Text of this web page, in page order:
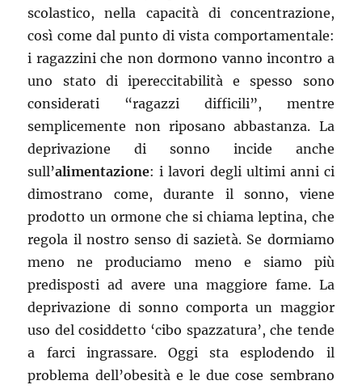
scolastico, nella capacità di concentrazione,
così come dal punto di vista comportamentale:
i ragazzini che non dormono vanno incontro a
uno stato di ipereccitabilità e spesso sono
considerati “ragazzi difficili”, mentre
semplicemente non riposano abbastanza. La
deprivazione di sonno incide anche
sull’alimentazione: i lavori degli ultimi anni ci
dimostrano come, durante il sonno, viene
prodotto un ormone che si chiama leptina, che
regola il nostro senso di sazietà. Se dormiamo
meno ne produciamo meno e siamo più
predisposti ad avere una maggiore fame. La
deprivazione di sonno comporta un maggior
uso del cosiddetto ‘cibo spazzatura’, che tende
a farci ingrassare. Oggi sta esplodendo il
problema dell’obesità e le due cose sembrano